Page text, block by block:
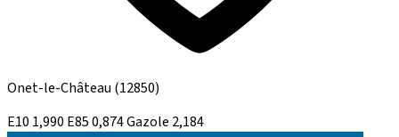
Onet-le-Château (12850)
E10 1,990 E850,874Gazole 2,184